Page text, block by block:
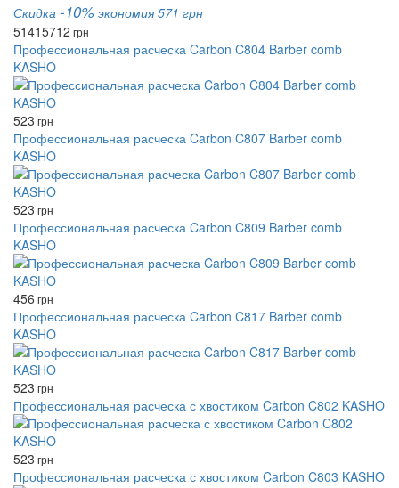
Скидка -10% экономия 571 грн
51415712 грн
Профессиональная расческа Carbon C804 Barber comb
KASHO
523 грн
Профессиональная расческа Carbon C807 Barber comb
KASHO
523 грн
Профессиональная расческа Carbon C809 Barber comb
KASHO
456 грн
Профессиональная расческа Carbon C817 Barber comb
KASHO
523 грн
Профессиональная расческа с хвостиком Carbon C802 KASHO
523 грн
Профессиональная расческа с хвостиком Carbon C803 KASHO